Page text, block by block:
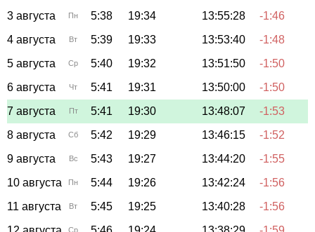
3 августа
Пн 5:38 19:34 13:55:28
-1:46
4 августа
Вт 5:39 19:33 13:53:40
-1:48
5 августа
Ср 5:40 19:32 13:51:50
-1:50
6 августа
Чт 5:41 19:31 13:50:00
-1:50
7 августа
Пт 5:41 19:30 13:48:07
-1:53
8 августа
Сб 5:42 19:29 13:46:15
-1:52
9 августа
Вс 5:43 19:27 13:44:20
-1:55
10 августа
Пн 5:44 19:26 13:42:24
-1:56
11 августа
Вт 5:45 19:25 13:40:28
-1:56
Ср